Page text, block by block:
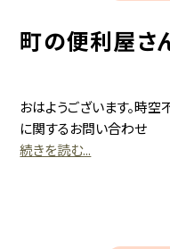
町の便利屋さ
おはようございます。時
に関するお問い合わせ
続きを読む...